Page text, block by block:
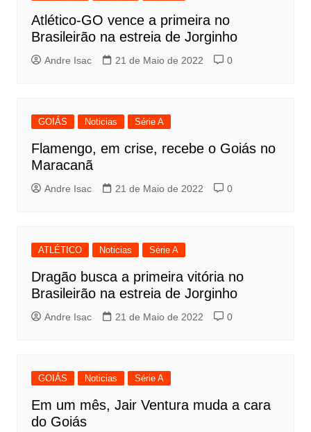
Atlético-GO vence a primeira no
Brasileirão na estreia de Jorginho
Andre Isac 21 de Maio de 2022 0
GOIÁS Noticias Série A
Flamengo, em crise, recebe o Goiás no
Maracanã
Andre Isac 21 de Maio de 2022 0
ATLÉTICO Noticias Série A
Dragão busca a primeira vitória no
Brasileirão na estreia de Jorginho
Andre Isac 21 de Maio de 2022 0
GOIÁS Noticias Série A
Em um mês, Jair Ventura muda a cara
do Goiás